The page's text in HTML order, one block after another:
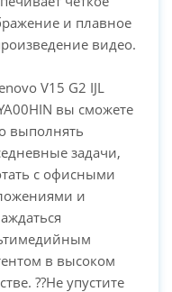
и плавное
видео.
V15 G2 IJL
вы сможете
выполнять
задачи,
с офисными
и
в высоком
??Не упустите